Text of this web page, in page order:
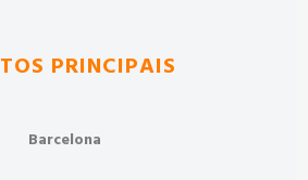
PRINCIPAIS
Barcelona